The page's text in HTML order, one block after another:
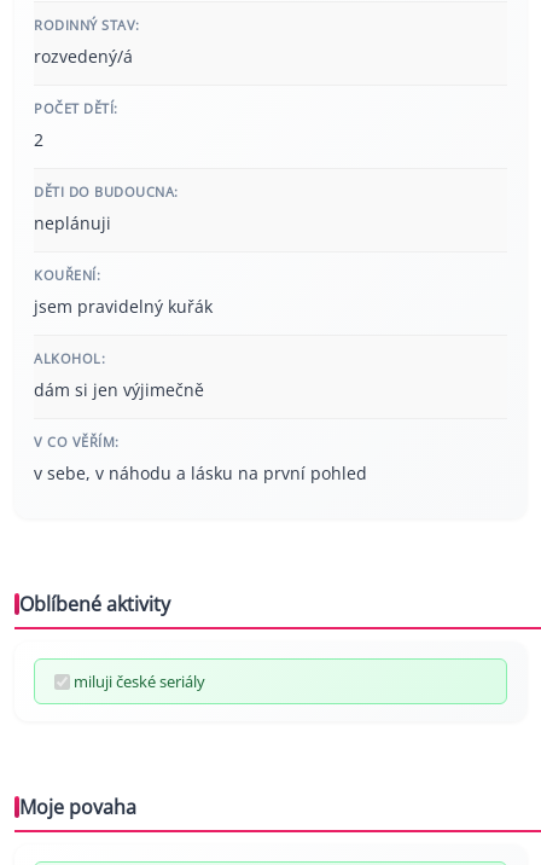
RODINNÝ STAV:
rozvedený/á
POČET DĚTÍ:
2
DĚTI DO BUDOUCNA:
neplánuji
KOUŘENÍ:
jsem pravidelný kuřák
ALKOHOL:
dám si jen výjimečně
V CO VĚŘÍM:
v sebe, v náhodu a lásku na první pohled
Oblíbené aktivity
miluji české seriály
Moje povaha